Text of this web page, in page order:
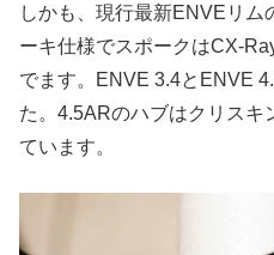
しかも、現行最新ENVEリム
ーキ仕様でスポークはCX-
でます。ENVE 3.4とENVE
た。4.5ARのハブはクリスキ
ています。